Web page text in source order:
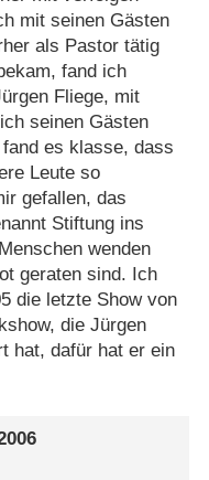
mit seinen Gästen
als Pastor tätig
fand ich
Fliege, mit
seinen Gästen
es klasse, dass
Leute so
gefallen, das
Stiftung ins
wenden
geraten sind. Ich
die letzte Show von
die Jürgen
hat, dafür hat er ein